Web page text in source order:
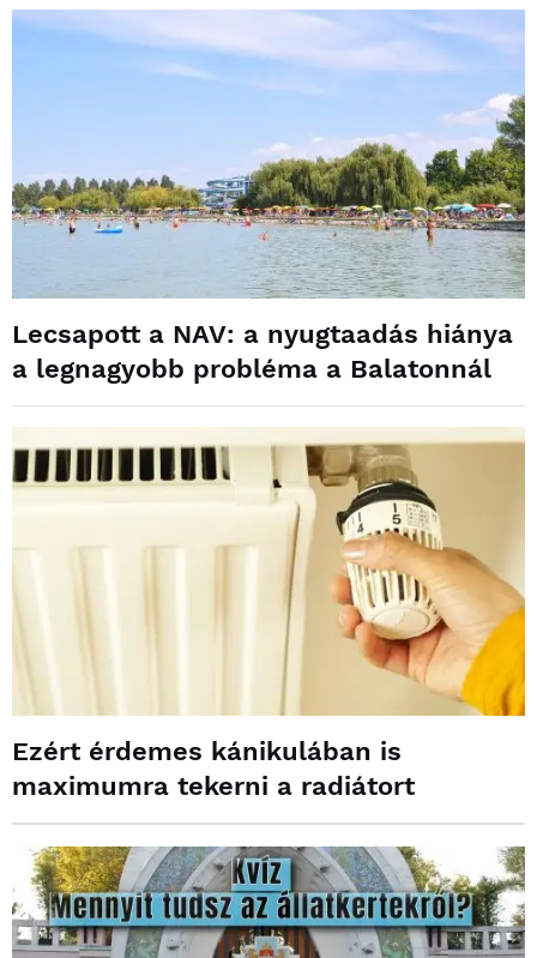
Lecsapott a NAV: a nyugtaadás hiánya
a legnagyobb probléma a Balatonnál
Ezért érdemes kánikulában is
maximumra tekerni a radiátort